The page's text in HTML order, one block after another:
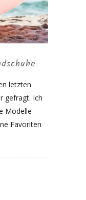
letzten
gefragt. Ich
Modelle
Favoriten